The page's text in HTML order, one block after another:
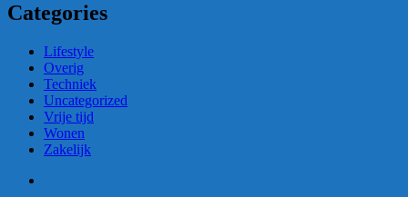
Categories
Lifestyle
Overig
Techniek
Uncategorized
Vrije tijd
Wonen
Zakelijk